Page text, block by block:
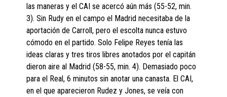
las maneras y el CAI se acercó aún más (55-52, min.
3). Sin Rudy en el campo el Madrid necesitaba de la
aportación de Carroll, pero el escolta nunca estuvo
cómodo en el partido. Solo Felipe Reyes tenía las
ideas claras y tres tiros libres anotados por el capitán
dieron aire al Madrid (58-55, min. 4). Demasiado poco
para el Real, 6 minutos sin anotar una canasta. El CAI,
en el que aparecieron Rudez y Jones, se veía con